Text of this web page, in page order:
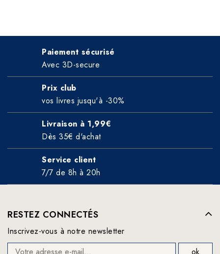
Paiement sécurisé
Avec 3D-secure
Prix club
vos livres jusqu'à -30%
Livraison à 1,99€
Dès 35€ d'achat
Service client
7/7 de 8h à 20h
RESTEZ CONNECTÉS
Inscrivez-vous à notre newsletter